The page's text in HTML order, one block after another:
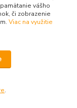
vášho
či zobrazenie
Viac na využitie
.